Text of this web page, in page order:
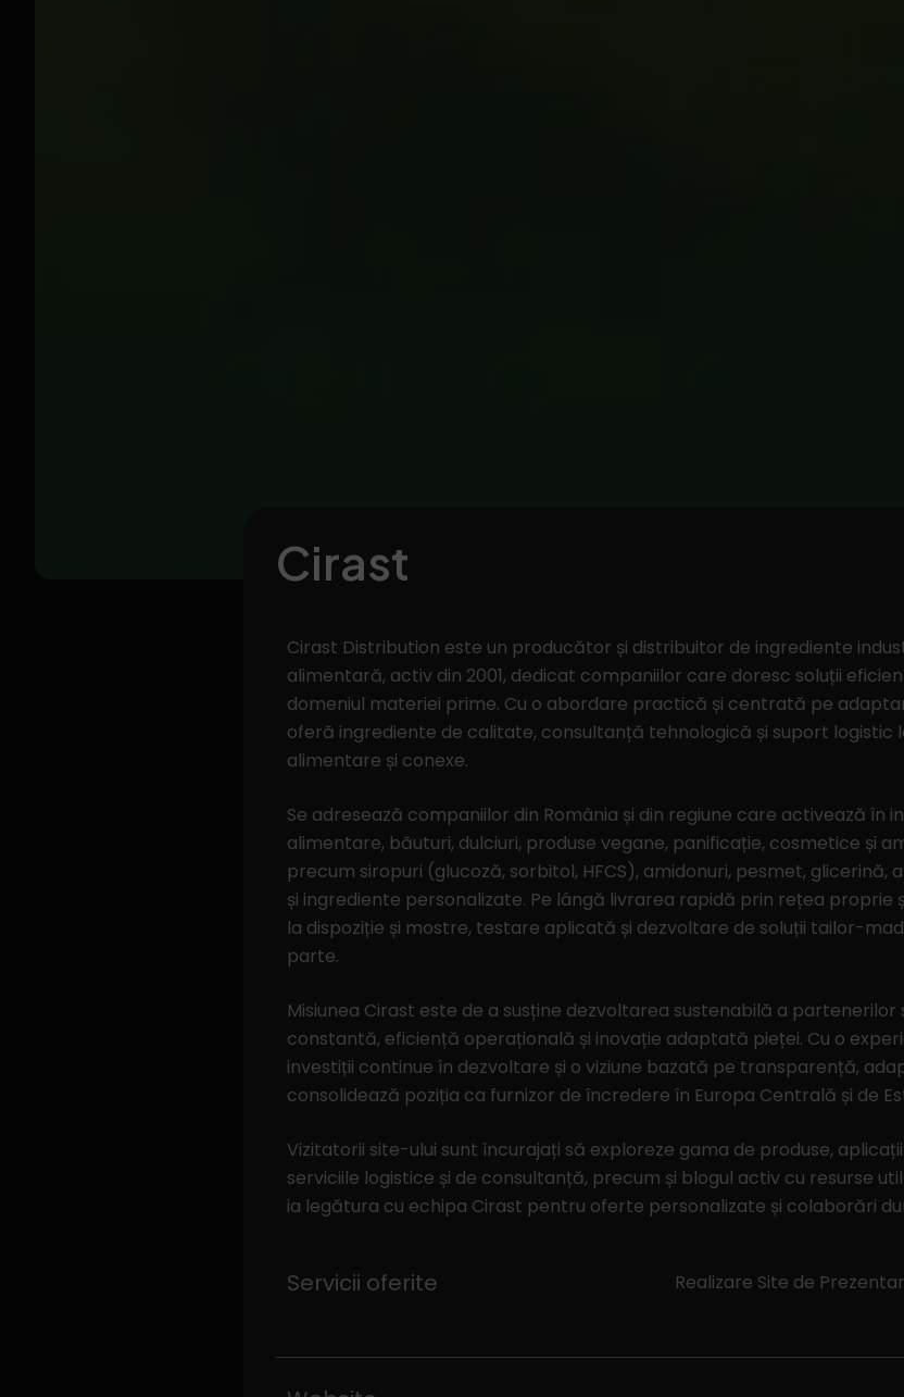
Cirast
Cirast Distribution este un producător și distribuitor de ingrediente
alimentară, activ din 2001, dedicat companiilor care doresc soluții
domeniul materiei prime. Cu o abordare practică și centrată pe
oferă ingrediente de calitate, consultanță tehnologică și suport logistic
alimentare și conexe.
Se adresează companiilor din România și din regiune care activează în
alimentare, băuturi, dulciuri, produse vegane, panificație, cosmetice și
precum siropuri (glucoză, sorbitol, HFCS), amidonuri, pesmet,
și ingrediente personalizate. Pe lângă livrarea rapidă prin rețea proprie
la dispoziție și mostre, testare aplicată și dezvoltare de soluții tailor-
parte.
Misiunea Cirast este de a susține dezvoltarea sustenabilă a
constantă, eficiență operațională și inovație adaptată pieței. Cu o
investiții continue în dezvoltare și o viziune bazată pe transparență,
consolidează poziția ca furnizor de încredere în Europa Centrală și de
Vizitatorii site-ului sunt încurajați să exploreze gama de produse,
serviciile logistice și de consultanță, precum și blogul activ cu resurse
ia legătura cu echipa Cirast pentru oferte personalizate și colaborări
Servicii oferite Realizare Site de